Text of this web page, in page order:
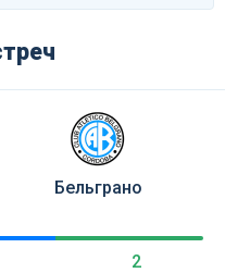
2
Бельграно